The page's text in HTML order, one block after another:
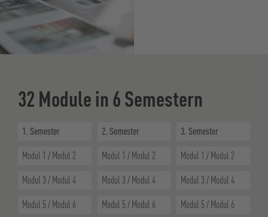
32 Module in 6 Semestern
1. Semester 2. Semester
3. Semester
Modul 1 / Modul 2
Modul 1 / Modul 2
Modul 1 / Modul 2
Modul 3 / Modul 4
Modul 3 / Modul 4
Modul 3 / Modul 4
Modul 5 / Modul 6
Modul 5 / Modul 6 Modul 5 / Modul 6